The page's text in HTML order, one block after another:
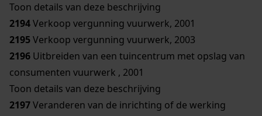
Toon details van deze beschrijving
2194Verkoop vergunning vuurwerk, 2001
2195Verkoop vergunning vuurwerk, 2003
2196 Uitbreiden van een tuincentrum met opslag van
consumenten vuurwerk , 2001
Toon details van deze beschrijving
2197Veranderen van de inrichting of de werking